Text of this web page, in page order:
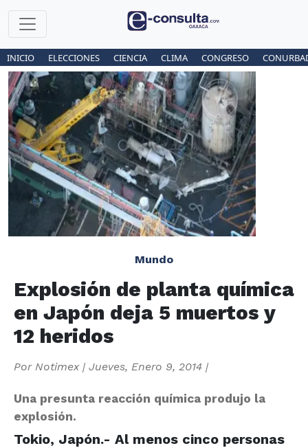
INICIO ELECCIONES CIENCIA CLIMA CONGRESO
Mundo
Explosión de planta química
en Japón deja 5 muertos y
12 heridos
Por Notimex| Jueves, Enero 9, 2014 |
Una presunta reacción química produjo la
explosión.
Tokio, Japón.- Al menos cinco personas